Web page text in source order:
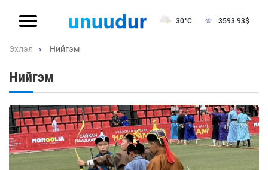
30°C 3593.93$
Эхлэл Нийгэм
Нийгэм